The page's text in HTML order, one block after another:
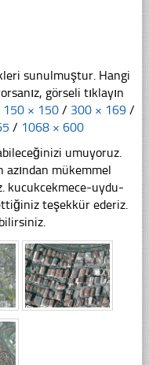
sunulmuştur. Hangi
görseli tıklayın
150 × 150 / 300 × 169 /
/ 1068 × 600
umuyoruz.
mükemmel
kucukcekmece-uydu-
teşekkür ederiz.